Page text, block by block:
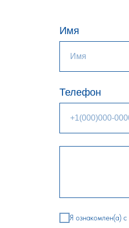
Имя
Телефон
Я ознакомлен(а) с